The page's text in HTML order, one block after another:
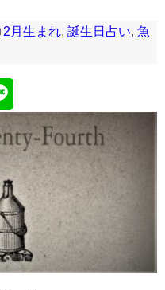
2月生まれ,誕生日占い,魚